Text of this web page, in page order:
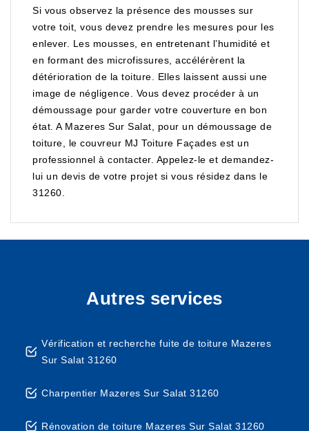
Si vous observez la présence des mousses sur
votre toit, vous devez prendre les mesures pour les
enlever. Les mousses, en entretenant l’humidité et
en formant des microfissures, accélérèrent la
détérioration de la toiture. Elles laissent aussi une
image de négligence. Vous devez procéder à un
démoussage pour garder votre couverture en bon
état. A Mazeres Sur Salat, pour un démoussage de
toiture, le couvreur MJ Toiture Façades est un
professionnel à contacter. Appelez-le et demandez-
lui un devis de votre projet si vous résidez dans le
31260.
Autres services
Vérification et recherche fuite de toiture Mazeres
Sur Salat 31260
Charpentier Mazeres Sur Salat 31260
Rénovation de toiture Mazeres Sur Salat 31260